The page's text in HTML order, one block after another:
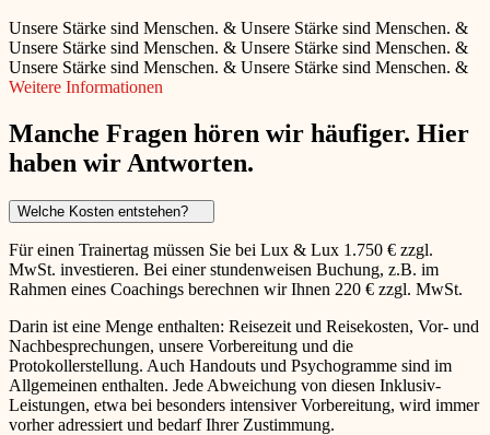
Unsere Stärke sind Menschen. & Unsere Stärke sind Menschen. &
Unsere Stärke sind Menschen. & Unsere Stärke sind Menschen. &
Unsere Stärke sind Menschen. & Unsere Stärke sind Menschen. &
Weitere Informationen
Manche Fragen hören wir häufiger. Hier
haben wir Antworten.
Welche Kosten entstehen?
Für einen Trainertag müssen Sie bei Lux & Lux 1.750 € zzgl.
MwSt. investieren. Bei einer stundenweisen Buchung, z.B. im
Rahmen eines Coachings berechnen wir Ihnen 220 € zzgl. MwSt.
Darin ist eine Menge enthalten: Reisezeit und Reisekosten, Vor- und
Nachbesprechungen, unsere Vorbereitung und die
Protokollerstellung. Auch Handouts und Psychogramme sind im
Allgemeinen enthalten. Jede Abweichung von diesen Inklusiv-
Leistungen, etwa bei besonders intensiver Vorbereitung, wird immer
vorher adressiert und bedarf Ihrer Zustimmung.